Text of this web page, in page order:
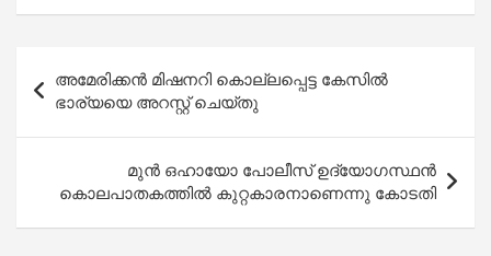
navigation
അമേരിക്കൻ മിഷനറി കൊല്ലപ്പെട്ട കേസിൽ
ഭാര്യയെ അറസ്റ്റ് ചെയ്തു
മുൻ ഒഹായോ പോലീസ് ഉദ്യോഗസ്ഥൻ
കൊലപാതകത്തിൽ കുറ്റകാരനാണെന്നു കോടതി